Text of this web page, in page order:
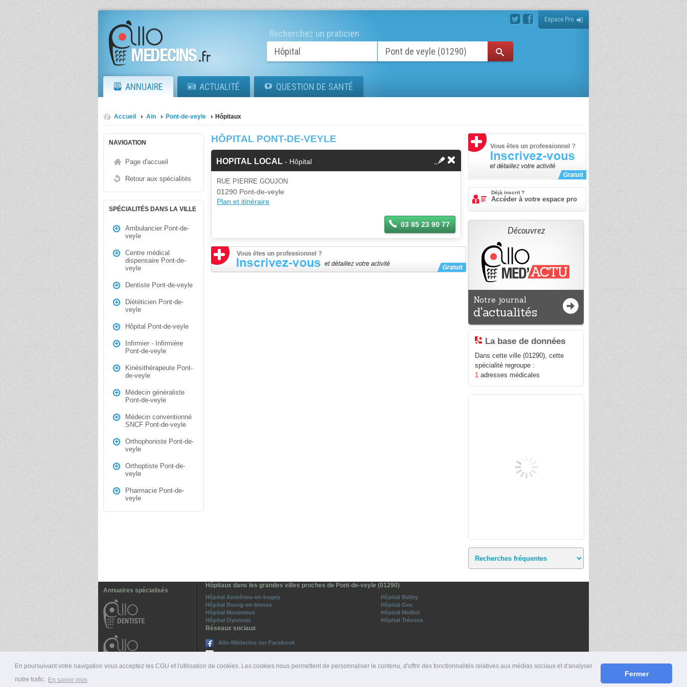
En poursuivant votre navigation vous acceptez les CGU et l'utilisation de cookies. Les cookies nous permettent de personnaliser le contenu, d'offrir des fonctionnalités relatives aux médias sociaux et d'analyser
notre trafic. En savoir plus
Fermer
Espace Pro
Recherchez un praticien
ANNUAIRE ACTUALITÉ QUESTION DE SANTÉ
Accueil Ain Pont-de-veyle Hôpitaux
NAVIGATION
Page d'accueil
Retour aux spécialités
SPÉCIALITÉS DANS LA VILLE
Ambulancier Pont-de-
veyle
Centre médical
dispensaire Pont-de-
veyle
Dentiste Pont-de-veyle
Diététicien Pont-de-
veyle
Hôpital Pont-de-veyle
Infirmier - Infirmière
Pont-de-veyle
Kinésithérapeute Pont-
de-veyle
Médecin généraliste
Pont-de-veyle
Médecin conventionné
SNCF Pont-de-veyle
Orthophoniste Pont-de-
veyle
Orthoptiste Pont-de-
veyle
Pharmacie Pont-de-
veyle
HÔPITAL PONT-DE-VEYLE
HOPITAL LOCAL - Hôpital
RUE PIERRE GOUJON
01290 Pont-de-veyle
Plan et itinéraire
03 85 23 90 77
Déjà inscrit ?
Accéder à votre espace pro
Découvrez
Notre journal
d'actualités
La base de données
Dans cette ville (01290), cette
spécialité regroupe :
1 adresses médicales
Annuaires spécialisés
Hôpitaux dans les grandes villes proches de Pont-de-veyle (01290)
Hôpital Ambérieu-en-bugey
Hôpital Belley
Hôpital Bourg-en-bresse
Hôpital Gex
Hôpital Meximieux
Hôpital Miribel
Hôpital Oyonnax
Hôpital Trévoux
Réseaux sociaux
Allo-Médecins sur Facebook